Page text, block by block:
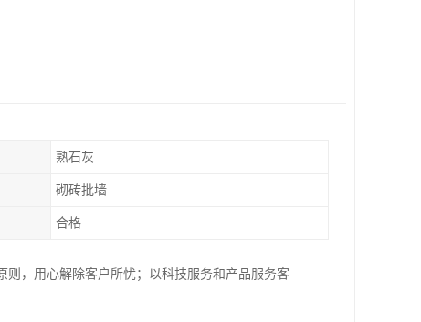
熟石灰
砌砖批墙
合格
则，用心解除客户所忧；以科技服务和产品服务客